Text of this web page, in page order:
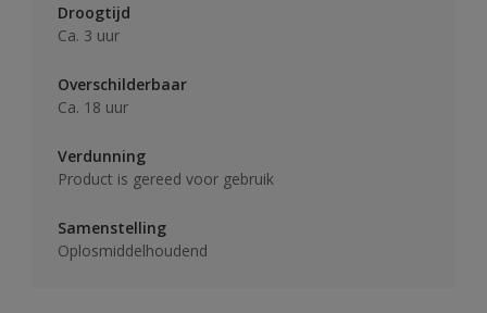
Droogtijd
Ca. 3 uur
Overschilderbaar
Ca. 18 uur
Verdunning
Product is gereed voor gebruik
Samenstelling
Oplosmiddelhoudend